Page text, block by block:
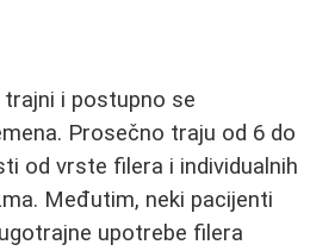
trajni i postupno se
Prosečno traju od 6 do
od vrste filera i individualnih
Međutim, neki pacijenti
upotrebe filera